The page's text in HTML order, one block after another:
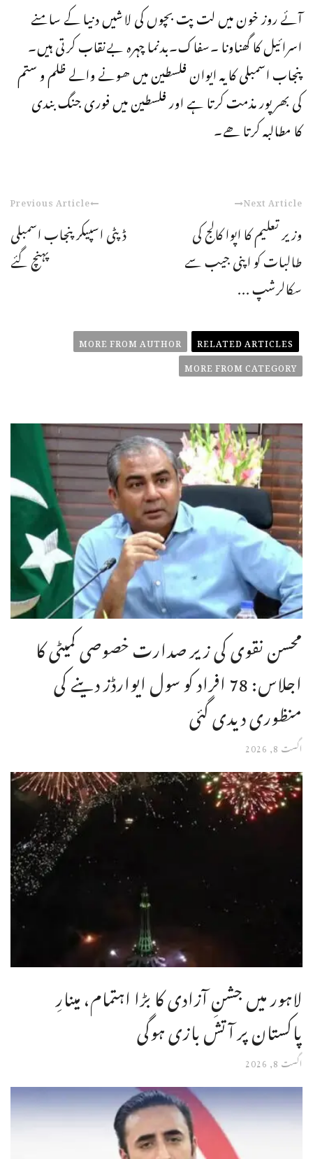
آئے روز خون میں لت پت بچوں کی لاشیں دنیا کے سامنے
اسرائیل کا گھناونا ۔سفاک۔بدنما چہرہ بےنقاب کرتی ہیں۔
پنجاب اسمبلی کا یہ ایوان فلسطین میں ھونے والے ظلم و ستم
کی بھرپور مذمت کرتا ہے اور فلسطین میں فوری جنگ بندی
کا مطالبہ کرتا ھے۔
Previous Article
ڈپٹی اسپیکر پنجاب اسمبلی
پہنچ گئے
Next Article
وزیر تعلیم کا اپوا کالج کی
طالبات کو اپنی جیب سے
سکالرشپ ...
RELATED ARTICLES
MORE FROM AUTHOR
MORE FROM CATEGORY
محسن نقوی کی زیر صدارت خصوصی کمیٹی کا
اجلاس: 78 افراد کو سول ایوارڈز دینے کی
منظوری دیدی گئی
اگست 8, 2026
لاہور میں جشنِ آزادی کا بڑا اہتمام، مینارِ
پاکستان پر آتش بازی ہوگی
اگست 8, 2026